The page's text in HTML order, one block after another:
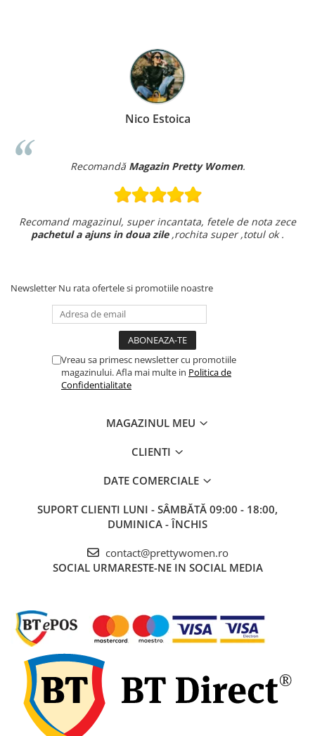
Nico Estoica
Recomandă Magazin Pretty Women.
Recomand magazinul, super incantata, fetele de nota zece
pachetul a ajuns in doua zile,rochita super ,totul ok .
Newsletter Nu rata ofertele si promotiile noastre
Vreau sa primesc newsletter cu promotiile
magazinului. Afla mai multe in Politica de
Confidentialitate
MAGAZINUL MEU
CLIENTI
DATE COMERCIALE
SUPORT CLIENTI LUNI - SÂMBĂTĂ 09:00 - 18:00,
DUMINICA - ÎNCHIS
contact@prettywomen.ro
SOCIAL URMARESTE-NE IN SOCIAL MEDIA